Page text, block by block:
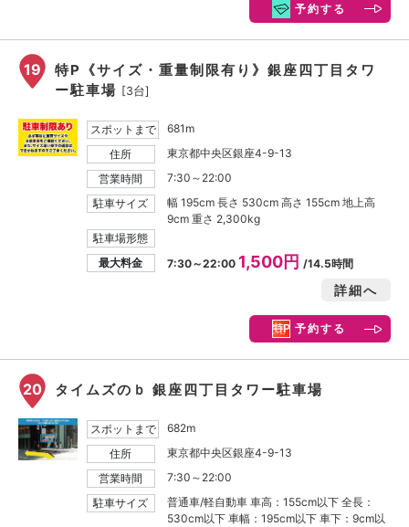
予約する
19
特P《サイズ・重量制限有り》銀座四丁目タワ
ー駐車場 [3台]
スポットまで
681m
住所
東京都中央区銀座4-9-13
営業時間
7:30～22:00
駐車サイズ
幅 195cm 長さ 530cm 高さ 155cm 地上高
9cm 重さ 2,300kg
駐車場形態
最大料金
7:30～22:00 1,500円 /14.5時間
詳細へ
予約する
20 タイムズのｂ 銀座四丁目タワー駐車場
スポットまで
682m
住所
東京都中央区銀座4-9-13
営業時間
7:30～22:00
駐車サイズ
普通車/軽自動車 車高：155cm以下 全長：
530cm以下 車幅：195cm以下 車下：9cm以